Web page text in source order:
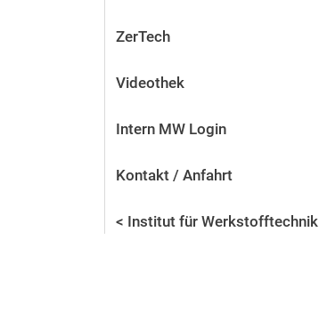
ZerTech
Videothek
Intern MW Login
Kontakt / Anfahrt
< Institut für Werkstofftechnik